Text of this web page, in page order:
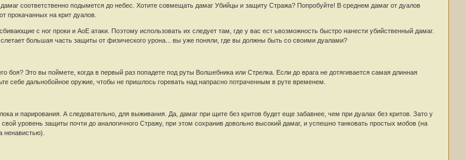
соответственно подымется до небес. Хотите совмещать дамаг Убийцы и защиту Стража? Попробуйте! В среднем дамаг от дуалов
прокачанных на крит дуалов.
с ног проки и АоЕ атаки. Поэтому использовать их следует там, где у вас ест ьвозможность быстро нанести убийственный дамаг.
большая часть защиты от физического урона... вы уже поняли, где вы должны быть со своими дуалами?
боя? Это вы поймете, когда в первый раз попадете под руты Волшебника или Стрелка. Если до врага не дотягивается самая длинная
себе дальнобойное оружие, чтобы не пришлось горевать над напрасно потраченным в руте временем.
и парирования. А следовательно, для выживания. Да, дамаг при щите без критов будет еще забавнее, чем при дуалах без критов. Зато у
уровень защиты почти до аналогичного Стражу, при этом сохранив довольно высокий дамаг, и успешно танковать простых мобов (на
ненавистью).